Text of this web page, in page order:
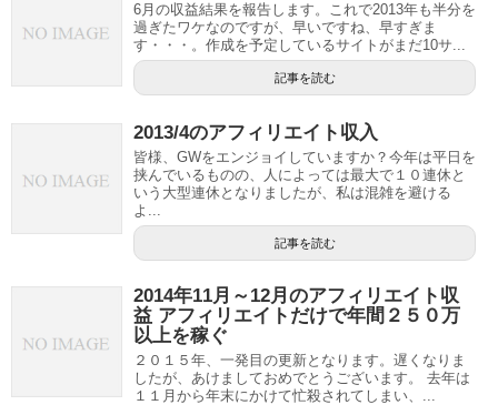
6月の収益結果を報告します。これで2013年も半分を
過ぎたワケなのですが、早いですね、早すぎま
す・・・。作成を予定しているサイトがまだ10サ...
記事を読む
2013/4のアフィリエイト収入
皆様、GWをエンジョイしていますか？今年は平日を
挟んでいるものの、人によっては最大で１０連休と
いう大型連休となりましたが、私は混雑を避ける
よ...
記事を読む
2014年11月～12月のアフィリエイト収
益 アフィリエイトだけで年間２５０万
以上を稼ぐ
２０１５年、一発目の更新となります。遅くなりま
したが、あけましておめでとうございます。 去年は
１１月から年末にかけて忙殺されてしまい、...